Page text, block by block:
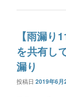
【雨漏り
を共有し
漏り
投稿日2019年6月